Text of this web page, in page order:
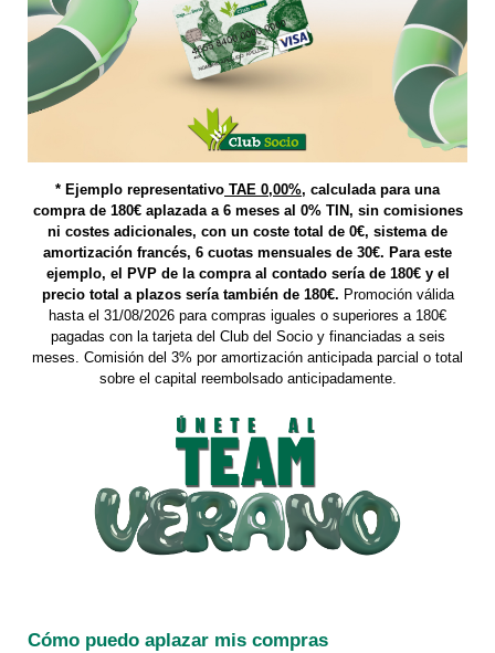
* Ejemplo representativo TAE 0,00%, calculada para una
compra de 180€ aplazada a 6 meses al 0% TIN, sin comisiones
ni costes adicionales, con un coste total de 0€, sistema de
amortización francés, 6 cuotas mensuales de 30€. Para este
ejemplo, el PVP de la compra al contado sería de 180€ y el
precio total a plazos sería también de 180€. Promoción válida
hasta el 31/08/2026 para compras iguales o superiores a 180€
pagadas con la tarjeta del Club del Socio y financiadas a seis
meses. Comisión del 3% por amortización anticipada parcial o total
sobre el capital reembolsado anticipadamente.
Cómo puedo aplazar mis compras